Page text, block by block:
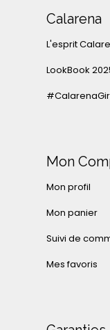
Calarena
L'esprit
LookBook
Mon
Mon profil
Mon panier
Suivi de
Mes favoris